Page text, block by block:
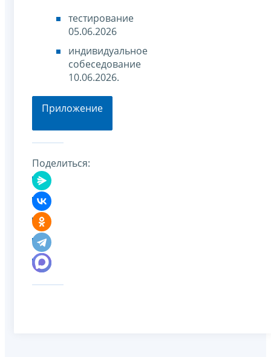
тестирование
05.06.2026
индивидуальное
собеседование
10.06.2026.
Приложение
Поделиться: